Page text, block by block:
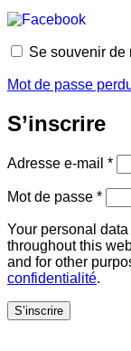
Se souvenir de
Mot de passe
S’inscrire
Adresse e-mail *
Mot de passe *
Your personal
throughout this
and for other
confidentialité.
S’inscrire